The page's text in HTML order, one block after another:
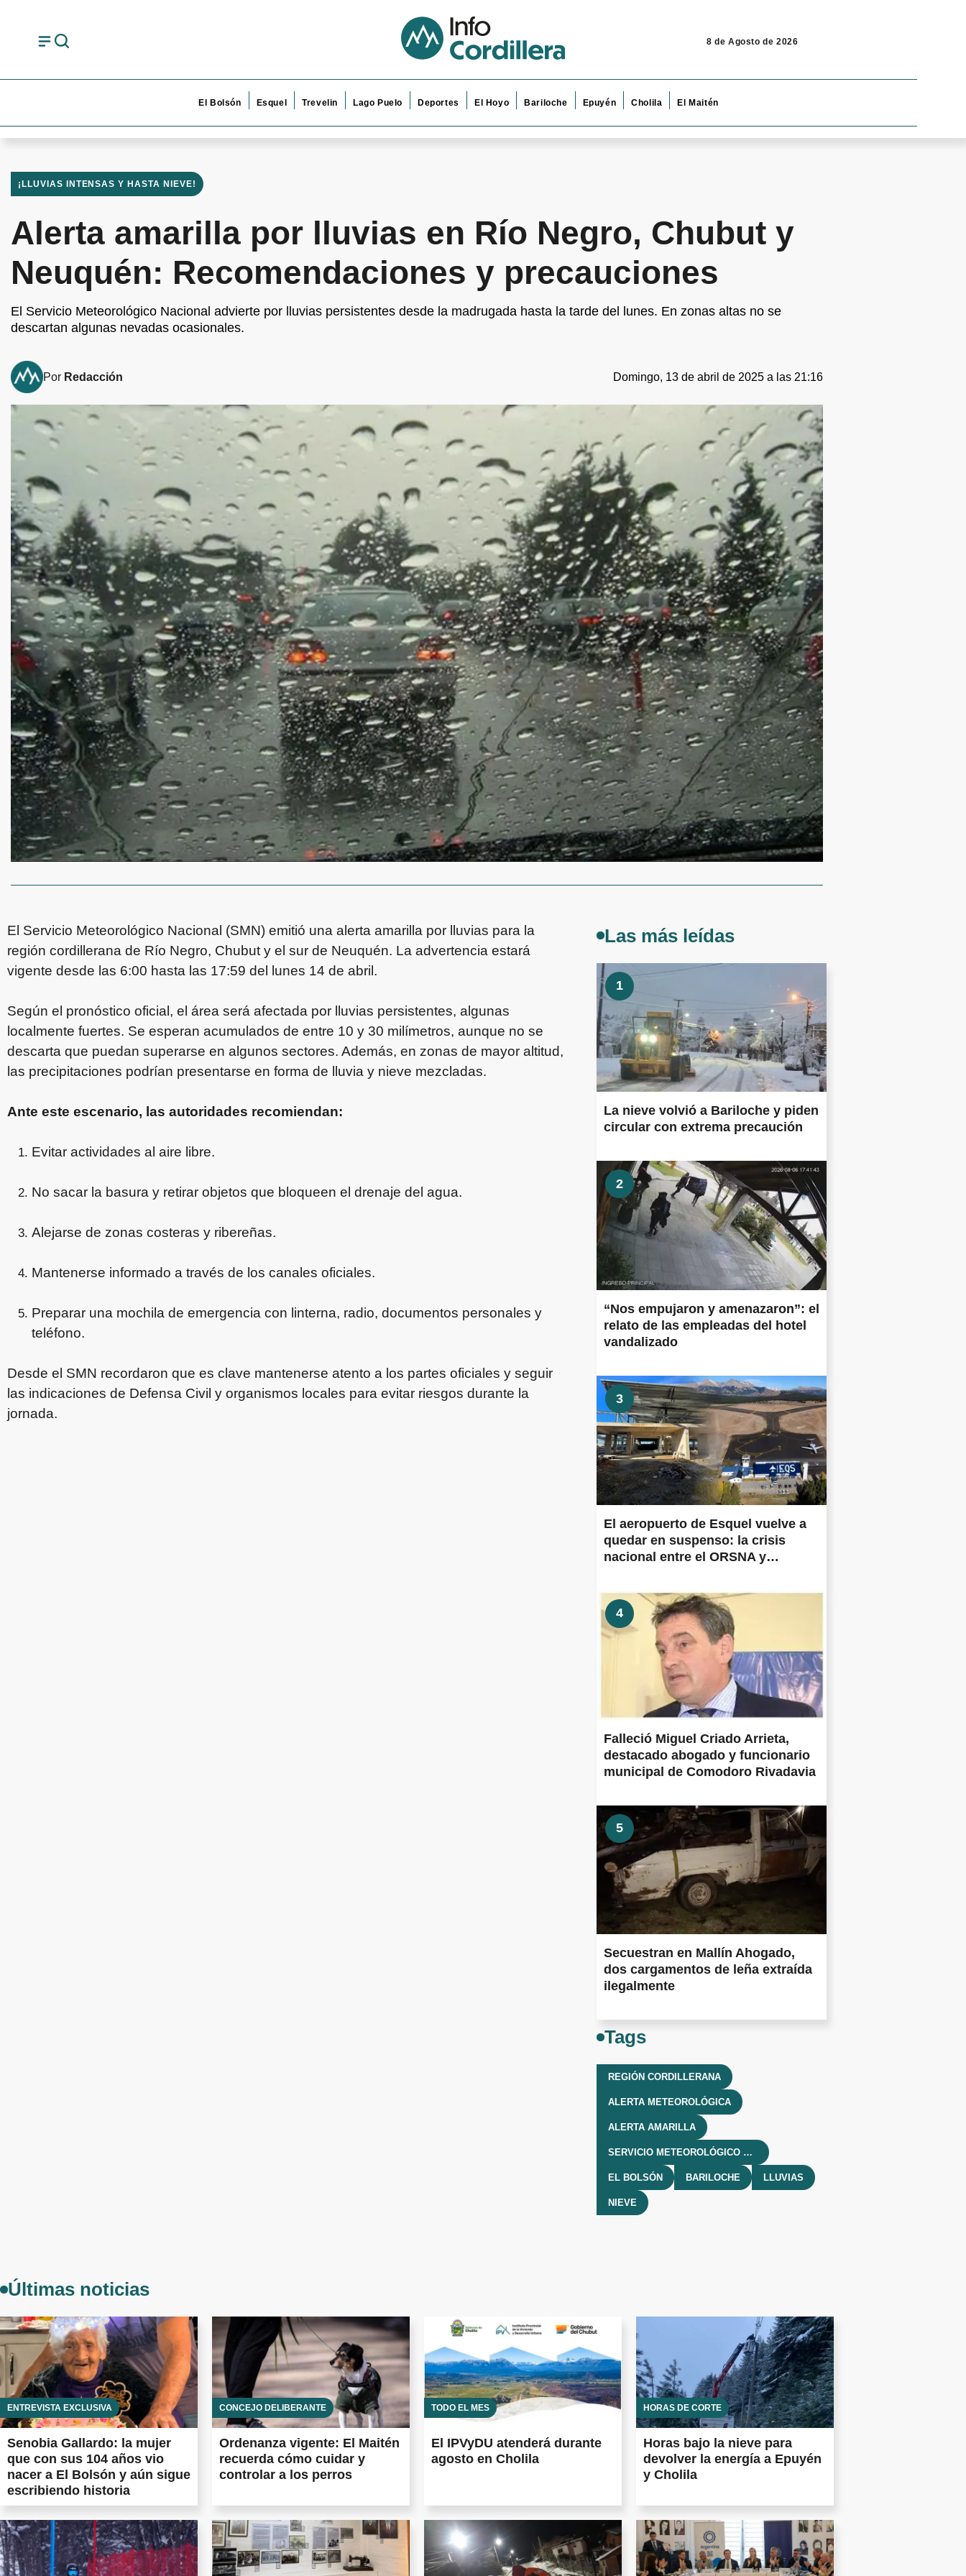
8 de Agosto de 2026
El Bolsón Esquel Trevelin Lago Puelo Deportes El Hoyo Bariloche Epuyén Cholila El Maitén
¡LLUVIAS INTENSAS Y HASTA NIEVE!
Alerta amarilla por lluvias en Río Negro, Chubut y
Neuquén: Recomendaciones y precauciones
El Servicio Meteorológico Nacional advierte por lluvias persistentes desde la madrugada hasta la tarde del lunes. En zonas altas no se
descartan algunas nevadas ocasionales.
Por Redacción Domingo, 13 de abril de 2025 a las 21:16
El Servicio Meteorológico Nacional (SMN) emitió una alerta amarilla por lluvias para la
región cordillerana de Río Negro, Chubut y el sur de Neuquén. La advertencia estará
vigente desde las 6:00 hasta las 17:59 del lunes 14 de abril.
Según el pronóstico oficial, el área será afectada por lluvias persistentes, algunas
localmente fuertes. Se esperan acumulados de entre 10 y 30 milímetros, aunque no se
descarta que puedan superarse en algunos sectores. Además, en zonas de mayor altitud,
las precipitaciones podrían presentarse en forma de lluvia y nieve mezcladas.
Ante este escenario, las autoridades recomiendan:
Evitar actividades al aire libre.
No sacar la basura y retirar objetos que bloqueen el drenaje del agua.
Alejarse de zonas costeras y ribereñas.
Mantenerse informado a través de los canales oficiales.
Preparar una mochila de emergencia con linterna, radio, documentos personales y
teléfono.
Desde el SMN recordaron que es clave mantenerse atento a los partes oficiales y seguir
las indicaciones de Defensa Civil y organismos locales para evitar riesgos durante la
jornada.
Las más leídas
1
La nieve volvió a Bariloche y piden
circular con extrema precaución
2
“Nos empujaron y amenazaron”: el
relato de las empleadas del hotel
vandalizado
3
El aeropuerto de Esquel vuelve a
quedar en suspenso: la crisis
nacional entre el ORSNA y
obras prometidas en todo el país
4
Falleció Miguel Criado Arrieta,
destacado abogado y funcionario
municipal de Comodoro Rivadavia
5
Secuestran en Mallín Ahogado,
dos cargamentos de leña extraída
ilegalmente
Tags
REGIÓN CORDILLERANA
ALERTA METEOROLÓGICA
ALERTA AMARILLA
SERVICIO METEOROLÓGICO NACIONAL
EL BOLSÓN BARILOCHE LLUVIAS
NIEVE
Últimas noticias
ENTREVISTA EXCLUSIVA
Senobia Gallardo: la mujer
que con sus 104 años vio
nacer a El Bolsón y aún sigue
escribiendo historia
CONCEJO DELIBERANTE
Ordenanza vigente: El Maitén
recuerda cómo cuidar y
controlar a los perros
TODO EL MES
El IPVyDU atenderá durante
agosto en Cholila
HORAS DE CORTE
Horas bajo la nieve para
devolver la energía a Epuyén
y Cholila